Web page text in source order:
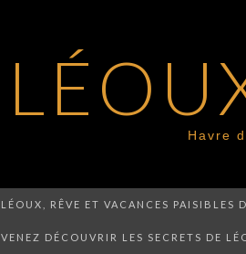
Havre
LÉOUX, RÊVE ET VACANCES PAISIBLES
VENEZ DÉCOUVRIR LES SECRETS DE